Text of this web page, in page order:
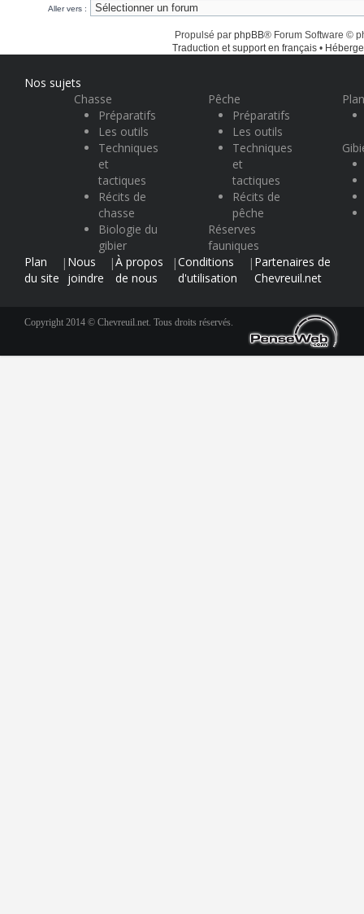
Aller vers :
Propulsé par phpBB® Forum Software ©
Traduction et support en français •
Nos sujets
Chasse
Préparatifs
Les outils
Techniques
et
tactiques
Récits de
chasse
Biologie du
gibier
Pêche
Préparatifs
Les outils
Techniques
et
tactiques
Récits de
pêche
Réserves
fauniques
Plan
du site
| Nous
joindre
|À propos
de nous
|Conditions
d'utilisation
| Partenaires de
Chevreuil.net
Copyright 2014 © Chevreuil.net. Tous droits réservés.